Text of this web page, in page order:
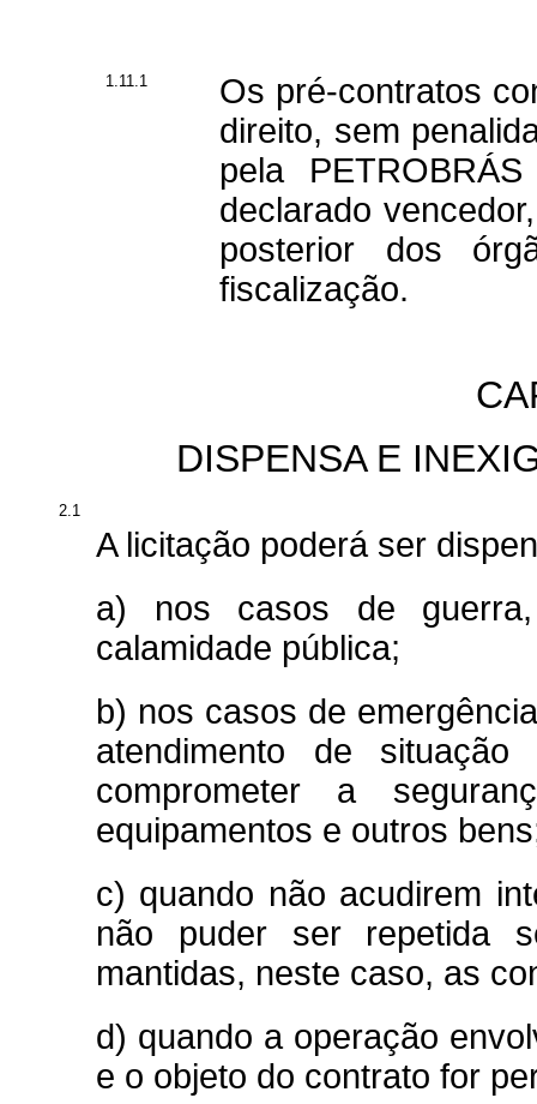
1.11.1
Os pré-contratos
direito, sem
pela
declarado
posterior dos
fiscalização.
DISPENSA E
2.1
A licitação poderá ser
a) nos casos de
calamidade pública;
b) nos casos de
atendimento de
comprometer a
equipamentos e outros
c) quando não acudirem
não puder ser repetida
mantidas, neste caso, as
d) quando a operação
e o objeto do contrato for